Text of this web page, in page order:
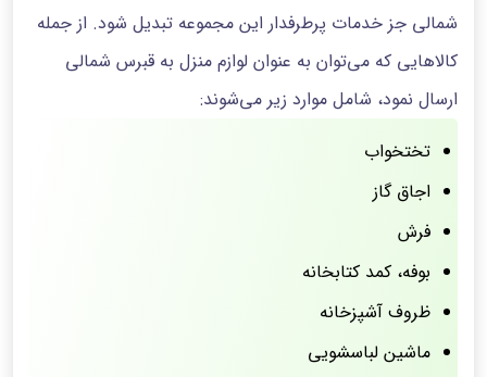
شمالی جز خدمات پرطرفدار این مجموعه تبدیل شود. از جمله
کالاهایی که می‌توان به عنوان لوازم منزل به قبرس شمالی
ارسال نمود، شامل موارد زیر می‌شوند:
تختخواب
اجاق گاز
فرش
بوفه، کمد کتابخانه
ظروف آشپزخانه
ماشین لباسشویی